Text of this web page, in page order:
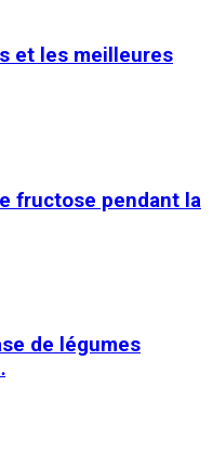
et les meilleures
fructose pendant la
de légumes